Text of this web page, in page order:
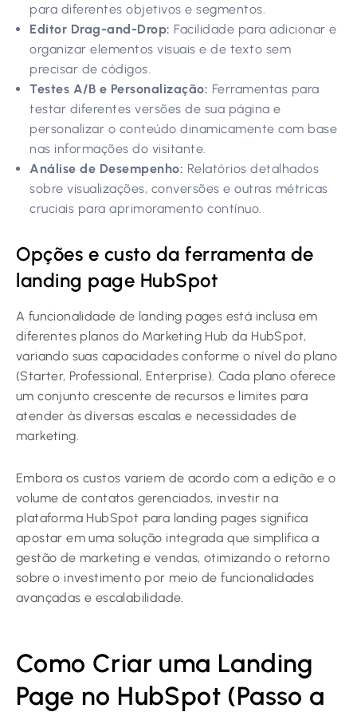
para diferentes objetivos e segmentos.
Editor Drag-and-Drop: Facilidade para adicionar e
organizar elementos visuais e de texto sem
precisar de códigos.
Testes A/B e Personalização: Ferramentas para
testar diferentes versões de sua página e
personalizar o conteúdo dinamicamente com base
nas informações do visitante.
Análise de Desempenho: Relatórios detalhados
sobre visualizações, conversões e outras métricas
cruciais para aprimoramento contínuo.
Opções e custo da ferramenta de
landing page HubSpot
A funcionalidade de landing pages está inclusa em
diferentes planos do Marketing Hub da HubSpot,
variando suas capacidades conforme o nível do plano
(Starter, Professional, Enterprise). Cada plano oferece
um conjunto crescente de recursos e limites para
atender às diversas escalas e necessidades de
marketing.
Embora os custos variem de acordo com a edição e o
volume de contatos gerenciados, investir na
plataforma HubSpot para landing pages significa
apostar em uma solução integrada que simplifica a
gestão de marketing e vendas, otimizando o retorno
sobre o investimento por meio de funcionalidades
avançadas e escalabilidade.
Como Criar uma Landing
Page no HubSpot (Passo a